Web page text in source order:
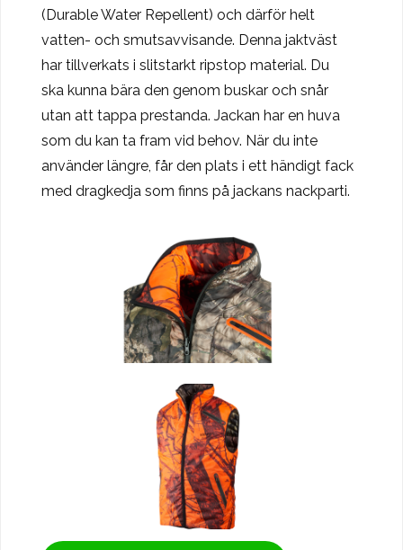
(Durable Water Repellent) och därför helt
vatten- och smutsavvisande. Denna jaktväst
har tillverkats i slitstarkt ripstop material. Du
ska kunna bära den genom buskar och snår
utan att tappa prestanda. Jackan har en huva
som du kan ta fram vid behov. När du inte
använder längre, får den plats i ett händigt fack
med dragkedja som finns på jackans nackparti.